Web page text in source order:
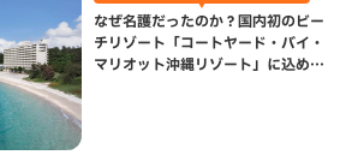
なぜ名護だったのか？国内初のビー
チリゾート「コートヤード・バイ・
マリオット沖縄リゾート」に込めら